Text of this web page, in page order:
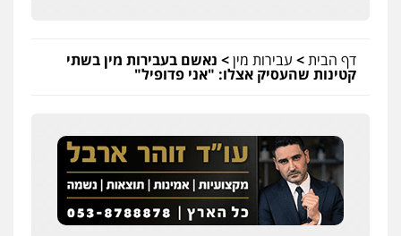
דף הבית> עבירות מין> נאשם בעבירות מין בשתי
קטינות שהעסיק אצלו: "אני פדופיל"